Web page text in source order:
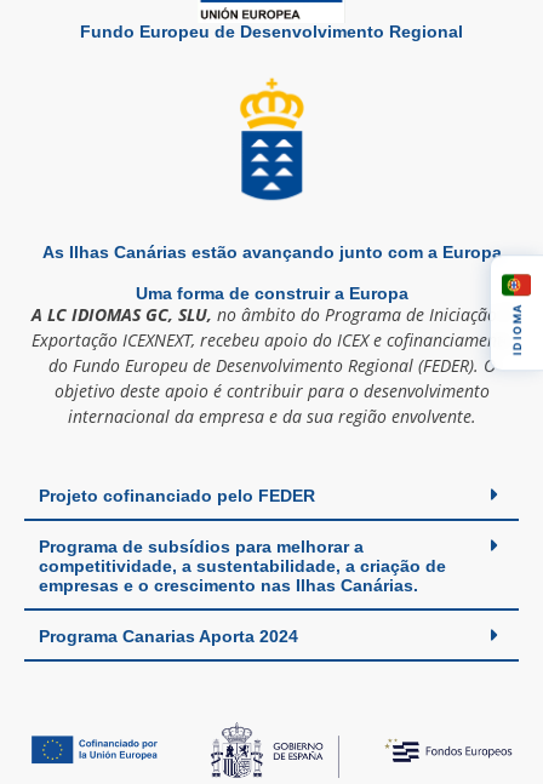
Fundo Europeu de Desenvolvimento Regional
As Ilhas Canárias estão avançando junto com a Europa
Uma forma de construir a Europa
A LC IDIOMAS GC, SLU, no âmbito do Programa de Iniciação à
Exportação ICEXNEXT, recebeu apoio do ICEX e cofinanciamento
do Fundo Europeu de Desenvolvimento Regional (FEDER). O
objetivo deste apoio é contribuir para o desenvolvimento
internacional da empresa e da sua região envolvente.
Projeto cofinanciado pelo FEDER
Programa de subsídios para melhorar a
competitividade, a sustentabilidade, a criação de
empresas e o crescimento nas Ilhas Canárias.
Programa Canarias Aporta 2024
IDIOMA